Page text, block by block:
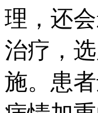
理，还
治疗，
施。患